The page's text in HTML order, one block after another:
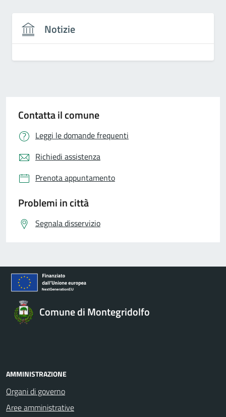
Notizie
Contatta il comune
Leggi le domande frequenti
Richiedi assistenza
Prenota appuntamento
Problemi in città
Segnala disservizio
Comune di Montegridolfo
AMMINISTRAZIONE
Organi di governo
Aree amministrative